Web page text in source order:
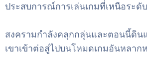
ประสบการณ์การเล่นเกมที่เหนือระดับ
สงครามกำลังคลุกกลุ่นและตอนนี้ดิน
เขาเข้าต่อสู่ไปบนโหมดเกมอันหลาก